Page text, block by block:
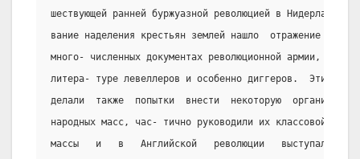
шествующей ранней буржуазной революцией в
вание наделения крестьян землей нашло  отражение  в
много- численных документах революционной армии, так
литера- туре левеллеров и особенно диггеров.  Эти
делали  также  попытки  внести  некоторую
народных масс, час- тично руководили их классовой
массы   и   в   Английской   революции   выступали